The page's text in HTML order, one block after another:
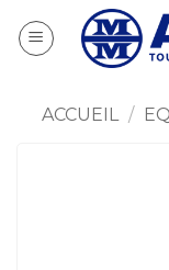
au
ACCUEIL /